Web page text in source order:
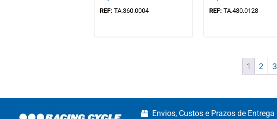
REF: TA.360.0004 REF:TA.480.0128
1 2 3
Envios, Custos e Prazos de Entrega